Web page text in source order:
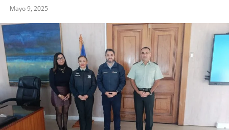
Mayo 9, 2025